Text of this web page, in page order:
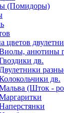
(Помидоры)
цветов
анютины
дв.
Двулетники
дв.
(Шток -